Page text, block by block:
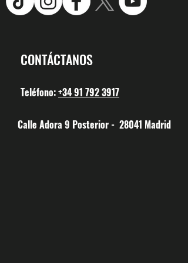
CONTÁCTANOS
Teléfono:+34 91 792 3917
Calle Adora 9 Posterior - 28041 Madrid